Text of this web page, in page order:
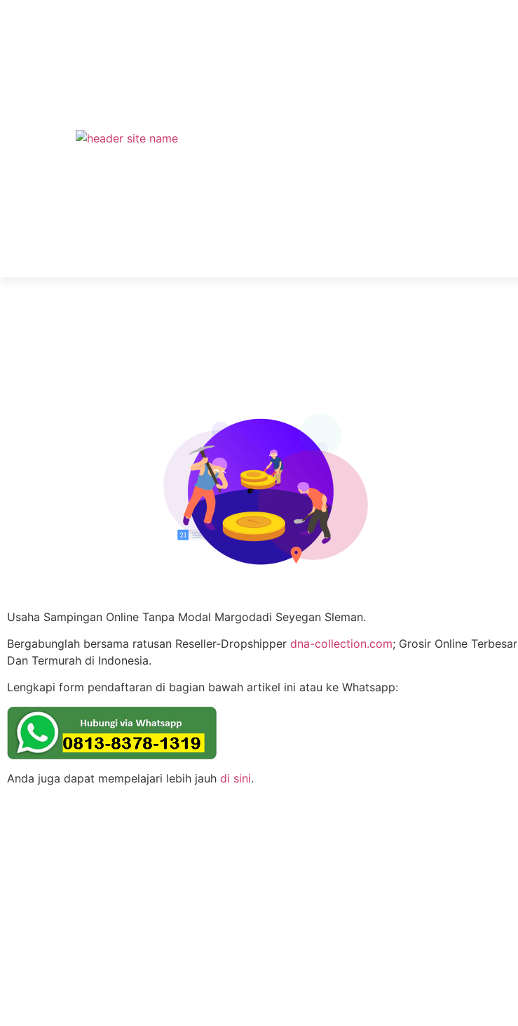
Usaha Sampingan Online Tanpa Modal Margodadi Seyegan Sleman.
Bergabunglah bersama ratusan Reseller-Dropshipper dna-collection.com; Grosir Online Terbesar
Dan Termurah di Indonesia.
Lengkapi form pendaftaran di bagian bawah artikel ini atau ke Whatsapp:
Anda juga dapat mempelajari lebih jauh di sini.